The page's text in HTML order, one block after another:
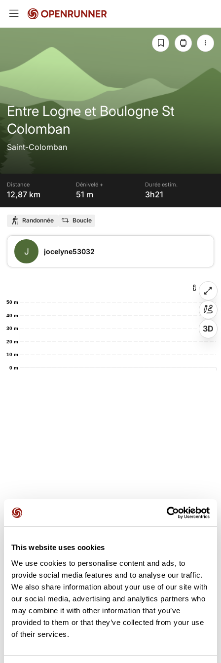
This website uses cookies
We use cookies to personalise content and ads, to
provide social media features and to analyse our traffic.
We also share information about your use of our site with
our social media, advertising and analytics partners who
may combine it with other information that you’ve
provided to them or that they’ve collected from your use
of their services.
Entre Logne et Boulogne St
Colomban
Saint-Colomban
Distance
12,87 km
Dénivelé +
51 m
Durée estim.
3h21
Randonnée Boucle
J jocelyne53032
0 m
10 m
20 m
30 m
40 m
50 m
3D
Avis des utilisateurs
Soyez le premier à ajouter un avis !
Ajouter un avis